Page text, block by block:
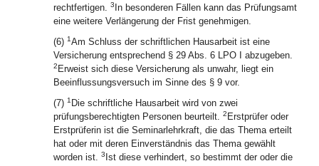
rechtfertigen. 3 In besonderen Fällen kann das Prüfungsamt
eine weitere Verlängerung der Frist genehmigen.
(6) 1Am Schluss der schriftlichen Hausarbeit ist eine
Versicherung entsprechend § 29 Abs. 6 LPO I abzugeben.
2 Erweist sich diese Versicherung als unwahr, liegt ein
Beeinflussungsversuch im Sinne des § 9 vor.
(7) 1 Die schriftliche Hausarbeit wird von zwei
prüfungsberechtigten Personen beurteilt. 2 Erstprüfer oder
Erstprüferin ist die Seminarlehrkraft, die das Thema erteilt
hat oder mit deren Einverständnis das Thema gewählt
worden ist. 3 Ist diese verhindert, so bestimmt der oder die